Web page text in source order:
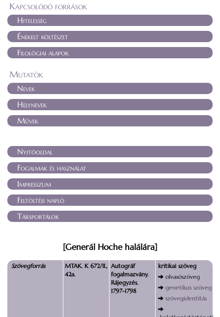
Kapcsolódó források
Hitelesség
Énekelt költészet
Filológiai alapok
Mutatók
Nevek
Helynevek
Művek
Nyitóoldal
Fogalmak és használat
Impresszum
Feltöltési napló
Társportálok
[Generál Hoche halálára]
Szövegforrás
MTAK. K 672/II.,
42a.
Autográf
fogalmazvány.
Rájegyzés.
1797-1798
kritikai szöveg
olvasószöveg
genetikus szöveg
szövegidentitás